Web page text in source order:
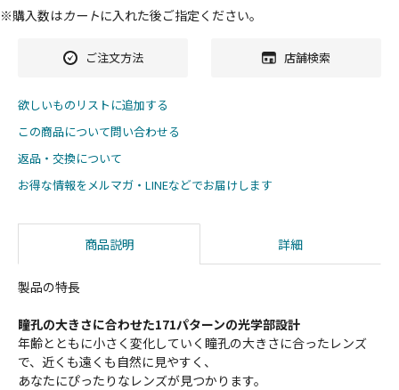
※購入数はカートに入れた後ご指定ください。
ご注文方法 店舗検索
欲しいものリストに追加する
この商品について問い合わせる
返品・交換について
お得な情報をメルマガ・LINEなどでお届けします
商品説明 詳細
製品の特長
瞳孔の大きさに合わせた171パターンの光学部設計
年齢とともに小さく変化していく瞳孔の大きさに合ったレンズ
で、近くも遠くも自然に見やすく、
あなたにぴったりなレンズが見つかります。